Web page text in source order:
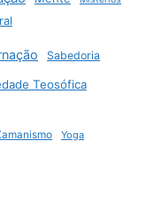
Sabedoria
Teosófica
Yoga